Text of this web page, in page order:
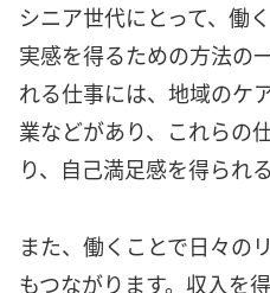
シニア世代にとって、働
実感を得るための方法の
れる仕事には、地域のケ
業などがあり、これらの
り、自己満足感を得られ
また、働くことで日々の
もつながります。収入を